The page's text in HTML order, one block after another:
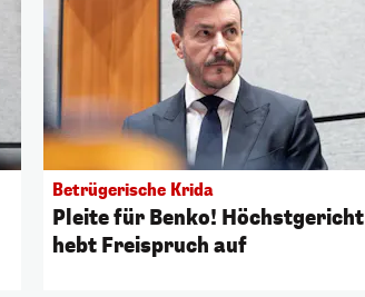
Betrügerische Krida
Pleite für Benko! Höchstgericht
hebt Freispruch auf